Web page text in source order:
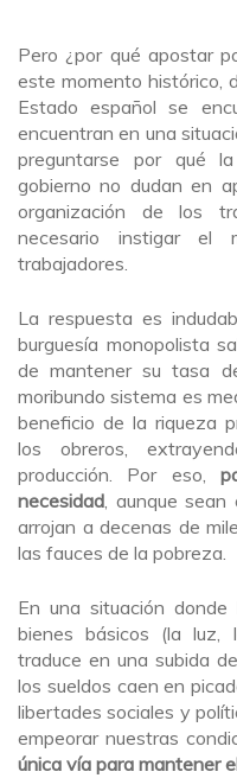
Pero ¿por qué apostar
este momento histórico,
Estado español se
encuentran en una
preguntarse por qué
gobierno no dudan en
organización de los
necesario instigar
trabajadores.
La respuesta es
burguesía monopolista
de mantener su tasa
moribundo sistema es
beneficio de la riqueza
los obreros,
producción. Por eso,
necesidad, aunque sean
arrojan a decenas de
las fauces de la pobreza.
En una situación
bienes básicos (la luz,
traduce en una subida
los sueldos caen en
libertades sociales y
empeorar nuestras
única vía para mantener